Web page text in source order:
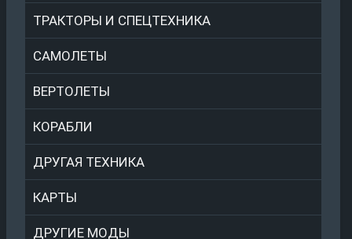
ТРАКТОРЫ И СПЕЦТЕХНИКА
САМОЛЕТЫ
ВЕРТОЛЕТЫ
КОРАБЛИ
ДРУГАЯ ТЕХНИКА
КАРТЫ
ДРУГИЕ МОДЫ